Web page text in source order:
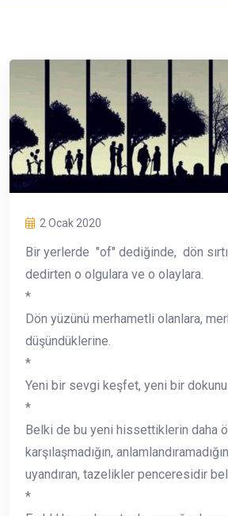
2 Ocak 2020
Bir yerlerde "of" dediğinde, dön
dedirten o olgulara ve o olaylara.
*
Dön yüzünü merhametli olanlara,
düşündüklerine.
*
Yeni bir sevgi keşfet, yeni bir
*
Belki de bu yeni hissettiklerin daha
karşılaşmadığın,
uyandıran, tazelikler penceresidir
*